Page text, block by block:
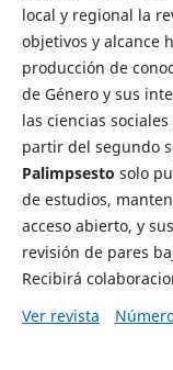
local y regional la
objetivos y alcance
producción de
de Género y sus
las ciencias
partir del segundo
Palimpsesto solo
de estudios,
acceso abierto, y
revisión de pares
Recibirá
Ver revista